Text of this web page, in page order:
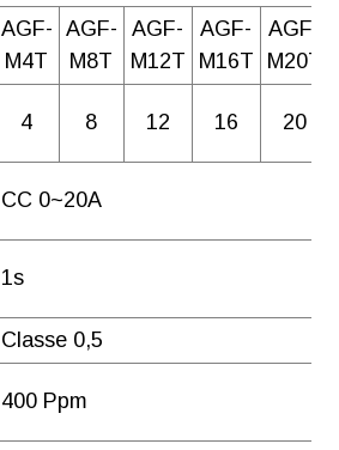
AGF-
M4T
AGF-
M8T
AGF-
M12T
AGF-
M16T
AGF-
M20T
4 8 12 16 20
CC 0~20A
1s
Classe 0,5
400 Ppm